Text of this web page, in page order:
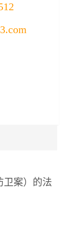
卫案）的法